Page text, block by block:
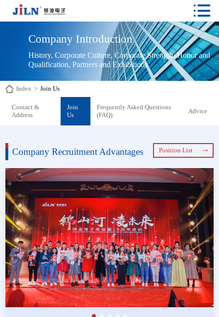

Company Introduction
History, Corporate Culture, Corporate Strength, Honor and
Qualification, Partners and Exhibitions
Index > Join Us
Contact &
Address
Join
Us
Frequently Asked Questions
(FAQ)
Advice
Company Recruitment Advantages Position List